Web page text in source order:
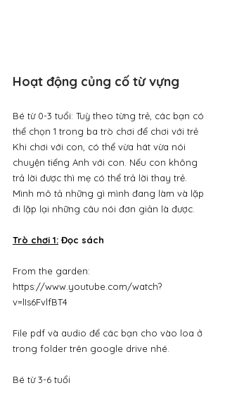
Hoạt động củng cố từ vựng
Bé từ 0-3 tuổi: Tuỳ theo từng trẻ, các bạn có
thể chọn 1 trong ba trò chơi để chơi với trẻ
Khi chơi với con, có thể vừa hát vừa nói
chuyện tiếng Anh với con. Nếu con không
trả lời được thì mẹ có thể trả lời thay trẻ.
Mình mô tả những gì mình đang làm và lặp
đi lặp lại những câu nói đơn giản là được.
Trò chơi 1: Đọc sách
From the garden:
https://www.youtube.com/watch?
v=lIs6FvlfBT4
File pdf và audio để các bạn cho vào loa ở
trong folder trên google drive nhé.
Bé từ 3-6 tuổi